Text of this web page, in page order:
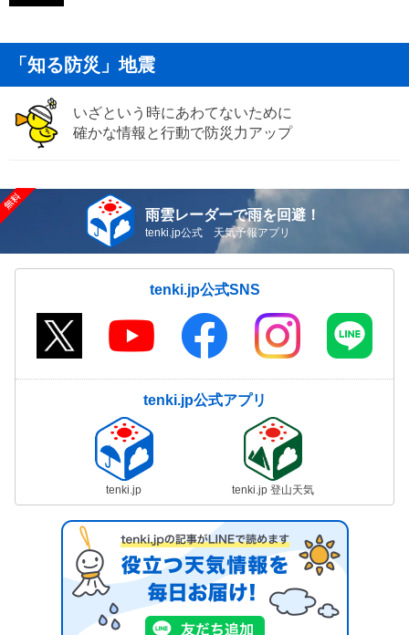
「知る防災」地震
いざという時にあわてないために
確かな情報と行動で防災力アップ
雨雲レーダーで雨を回避！
tenki.jp公式 天気予報アプリ
tenki.jp公式SNS
tenki.jp公式アプリ
tenki.jp tenki.jp 登山天気